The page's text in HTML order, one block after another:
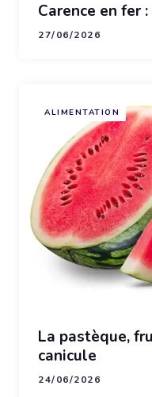
Carence en fer
27/06/2026
ALIMENTATION
La pastèque,
canicule
24/06/2026